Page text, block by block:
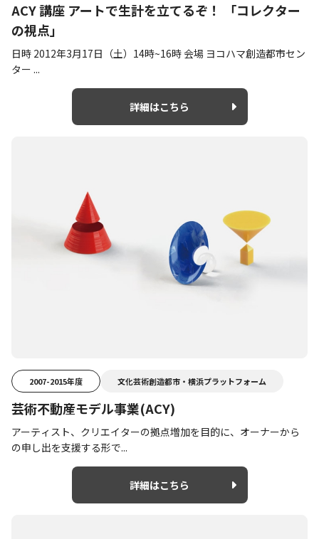
ACY 講座 アートで生計を立てるぞ！ 「コレクター
の視点」
日時 2012年3月17日（土）14時~16時 会場 ヨコハマ創造都市セン
ター ...
詳細はこちら
2007-2015年度 文化芸術創造都市・横浜プラットフォーム
芸術不動産モデル事業(ACY)
アーティスト、クリエイターの拠点増加を目的に、オーナーから
の申し出を支援する形で...
詳細はこちら